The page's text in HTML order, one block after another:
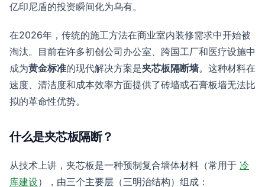
亿印尼盾的投资瞬间化为乌有。
在2026年，传统的施工方法在商业室内装修需求中开始被
淘汰。目前在许多初创公司办公室、跨国工厂和医疗设施中
成为黄金标准的现代解决方案是夹芯板隔断墙。这种材料在
速度、清洁度和成本效率方面提供了砖墙或石膏板墙无法比
拟的革命性优势。
什么是夹芯板隔断？
从技术上讲，夹芯板是一种预制复合墙体材料（常用于 冷
库建设），由三个主要层（三明治结构）组成：